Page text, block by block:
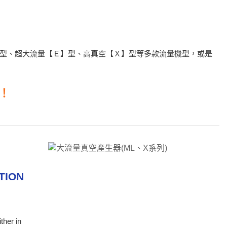
、超大流量【Ｅ】型、高真空【Ｘ】型等多款流量機型，或是
in